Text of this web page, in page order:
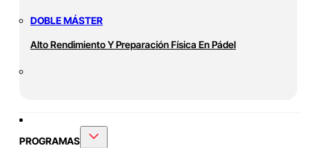
DOBLE MÁSTER
Alto Rendimiento Y Preparación Física En Pádel
PROGRAMAS